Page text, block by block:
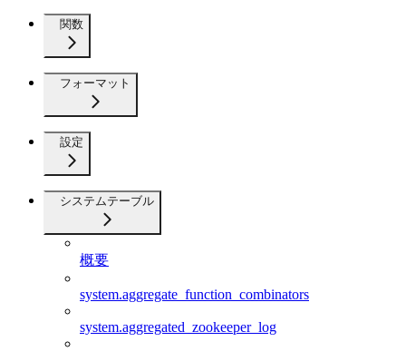
関数
フォーマット
設定
システムテーブル
概要
system.aggregate_function_combinators
system.aggregated_zookeeper_log